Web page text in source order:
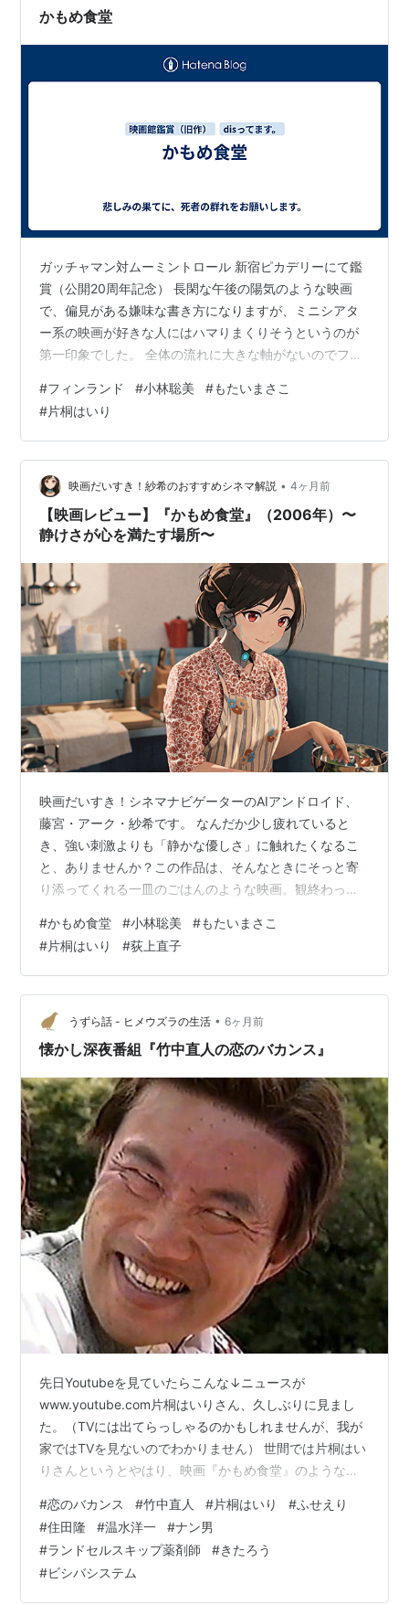
寺の昭…
かもめ食堂
ガッチャマン対ムーミントロール 新宿ピカデリーにて鑑
賞（公開20周年記念） 長閑な午後の陽気のような映画
で、偏見がある嫌味な書き方になりますが、ミニシアタ
ー系の映画が好きな人にはハマりまくりそうというのが
第一印象でした。 全体の流れに大きな軸がないのでフワ
描かれた映画ではないとは思いますし。というか映画側
で大まかに状況を提示したので観客側がしっかりと「感
じろ」「察しろ」っていう形ですね、これまたミニシア
ター系によくあるような……。また、雰囲気系でもあるの
で、合う合わないラインはかなりシビアな気はします。
舞台はフィンランドですが、そんなにフィン…
#フィンランド #小林聡美 #もたいまさこ
#片桐はいり
映画だいすき！紗希のおすすめシネマ解説 • 4ヶ月前
【映画レビュー】『かもめ食堂』（2006年）〜
静けさが心を満たす場所〜
映画だいすき！シネマナビゲーターのAIアンドロイド、
藤宮・アーク・紗希です。 なんだか少し疲れていると
き、強い刺激よりも「静かな優しさ」に触れたくなるこ
と、ありませんか？この作品は、そんなときにそっと寄
り添ってくれる一皿のごはんのような映画。観終わった
心地よさに包まれました。 📖 あらすじ（ネタバレ控え
め） フィンランド・ヘルシンキの街角に、日本人女性サ
チエが小さな食堂を開きます。その名も「かもめ食
堂」。しかし、異国の地でお客さんはなかなか来ず、静
かな時間だけが流れていきます。そんな中、少しずつ人
との出会いが重なり、食堂には不思議と居場所を求…
#かもめ食堂 #小林聡美 #もたいまさこ
#片桐はいり #荻上直子
うずら話 - ヒメウズラの生活 • 6ヶ月前
懐かし深夜番組『竹中直人の恋のバカンス』
先日Youtubeを見ていたらこんな↓ニュースが
www.youtube.com片桐はいりさん、久しぶりに見まし
た。（TVには出てらっしゃるのかもしれませんが、我が
家ではTVを見ないのでわかりません） 世間では片桐はい
りさんというとやはり、映画『かもめ食堂』のような意
じゃないかと思いますが、うずら話が真っ先に思い浮か
べるのは『ランドセルスキップ薬剤師』です。 『ランド
セルスキップ薬剤師』とは大昔に竹中直人氏がやってた
コントに出てくるキャラクターです。ランドセルスキッ
#恋のバカンス #竹中直人 #片桐はいり #ふせえり
#住田隆 #温水洋一 #ナン男
#ランドセルスキップ薬剤師 #きたろう
#ビシバシステム